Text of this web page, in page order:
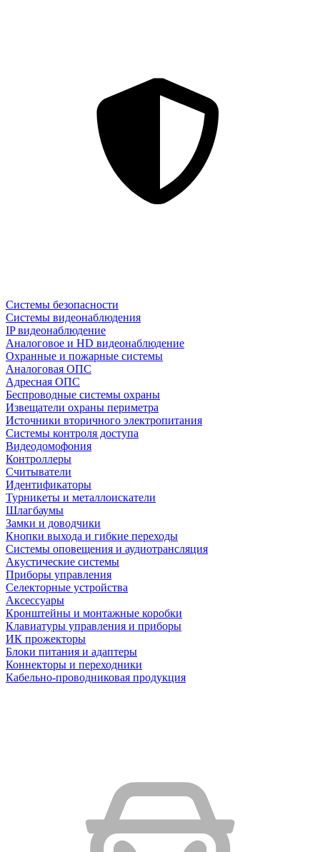
Системы безопасности
Системы видеонаблюдения
IP видеонаблюдение
Аналоговое и HD видеонаблюдение
Охранные и пожарные системы
Аналоговая ОПС
Адресная ОПС
Беспроводные системы охраны
Извещатели охраны периметра
Источники вторичного электропитания
Системы контроля доступа
Видеодомофония
Контроллеры
Считыватели
Идентификаторы
Турникеты и металлоискатели
Шлагбаумы
Замки и доводчики
Кнопки выхода и гибкие переходы
Системы оповещения и аудиотрансляция
Акустические системы
Приборы управления
Селекторные устройства
Аксессуары
Кронштейны и монтажные коробки
Клавиатуры управления и приборы
ИК прожекторы
Блоки питания и адаптеры
Коннекторы и переходники
Кабельно-проводниковая продукция